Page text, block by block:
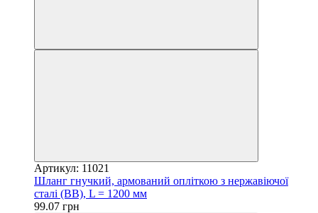
Артикул: 11021
Шланг гнучкий, армований опліткою з нержавіючої
сталі (ВВ), L = 1200 мм
99.07 грн